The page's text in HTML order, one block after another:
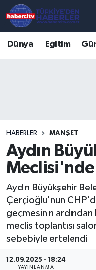
Dünya Eğitim
HABERLER MANŞET
Aydın
Aydın Büyükşehir
Çerçioğlu'nun
geçmesinin ardından
meclis toplantısı
sebebiyle ertelendi
12.09.2025 - 18:24
YAYINLANMA
Süper Lig Puan
Tüm Manşetler
Son Dakika
Haber Arşivi